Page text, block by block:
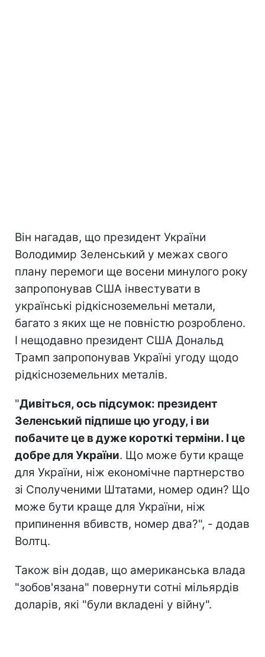
Він нагадав, що президент України
Володимир Зеленський у межах свого
плану перемоги ще восени минулого року
запропонував США інвестувати в
українські рідкісноземельні метали,
багато з яких ще не повністю розроблено.
І нещодавно президент США Дональд
Трамп запропонував Україні угоду щодо
рідкісноземельних металів.
"Дивіться, ось підсумок: президент
Зеленський підпише цю угоду, і ви
побачите це в дуже короткі терміни. І це
добре для України. Що може бути краще
для України, ніж економічне партнерство
зі Сполученими Штатами, номер один? Що
може бути краще для України, ніж
припинення вбивств, номер два?", - додав
Волтц.
Також він додав, що американська влада
"зобов'язана" повернути сотні мільярдів
доларів, які "були вкладені у війну".